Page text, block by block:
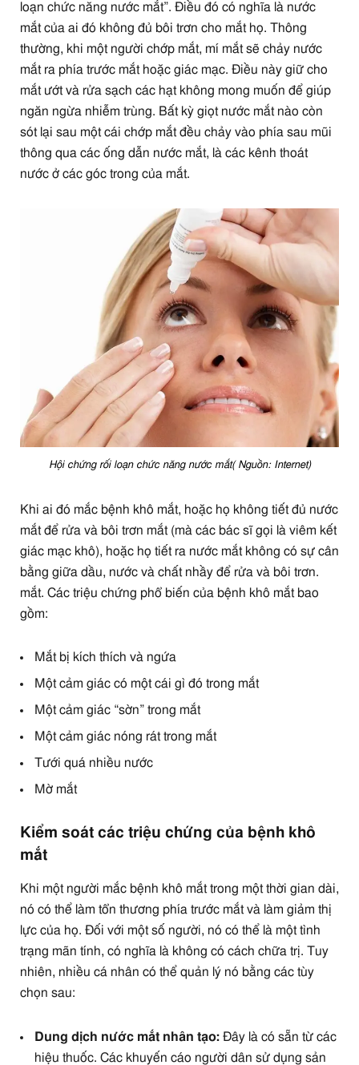
loạn chức năng nước mắt”. Điều đó có nghĩa là nước
mắt của ai đó không đủ bôi trơn cho mắt họ. Thông
thường, khi một người chớp mắt, mí mắt sẽ chảy nước
mắt ra phía trước mắt hoặc giác mạc. Điều này giữ cho
mắt ướt và rửa sạch các hạt không mong muốn để giúp
ngăn ngừa nhiễm trùng. Bất kỳ giọt nước mắt nào còn
sót lại sau một cái chớp mắt đều chảy vào phía sau mũi
thông qua các ống dẫn nước mắt, là các kênh thoát
nước ở các góc trong của mắt.
Hội chứng rối loạn chức năng nước mắt( Nguồn: Internet)
Khi ai đó mắc bệnh khô mắt, hoặc họ không tiết đủ nước
mắt để rửa và bôi trơn mắt (mà các bác sĩ gọi là viêm kết
giác mạc khô), hoặc họ tiết ra nước mắt không có sự cân
bằng giữa dầu, nước và chất nhầy để rửa và bôi trơn.
mắt. Các triệu chứng phổ biến của bệnh khô mắt bao
gồm:
Mắt bị kích thích và ngứa
Một cảm giác có một cái gì đó trong mắt
Một cảm giác “sờn” trong mắt
Một cảm giác nóng rát trong mắt
Tưới quá nhiều nước
Mờ mắt
Kiểm soát các triệu chứng của bệnh khô
mắt
Khi một người mắc bệnh khô mắt trong một thời gian dài,
nó có thể làm tổn thương phía trước mắt và làm giảm thị
lực của họ. Đối với một số người, nó có thể là một tình
trạng mãn tính, có nghĩa là không có cách chữa trị. Tuy
nhiên, nhiều cá nhân có thể quản lý nó bằng các tùy
chọn sau:
Dung dịch nước mắt nhân tạo: Đây là có sẵn từ các
hiệu thuốc. Các khuyến cáo người dân sử dụng sản